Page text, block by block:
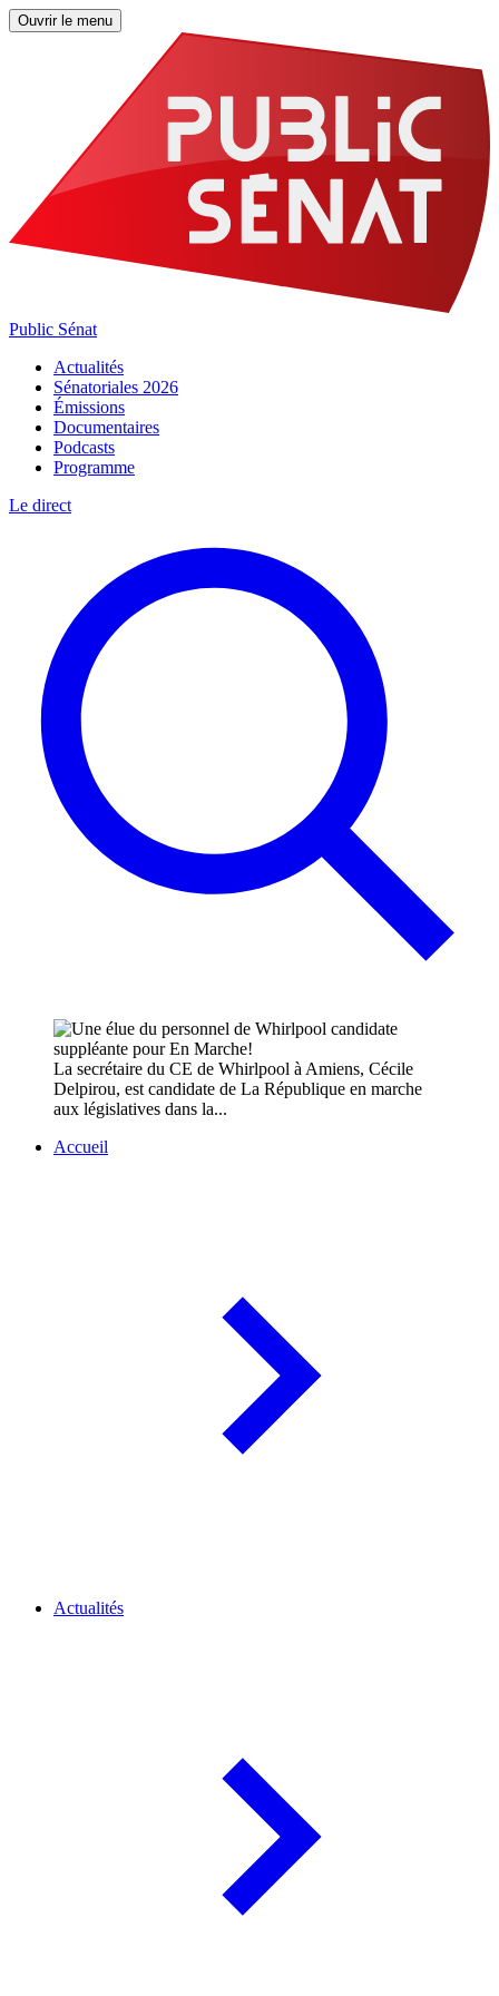
Ouvrir le menu
Public Sénat
Actualités
Sénatoriales 2026
Émissions
Documentaires
Podcasts
Programme
Le direct
La secrétaire du CE de Whirlpool à Amiens, Cécile
Delpirou, est candidate de La République en marche
aux législatives dans la...
Accueil
Actualités